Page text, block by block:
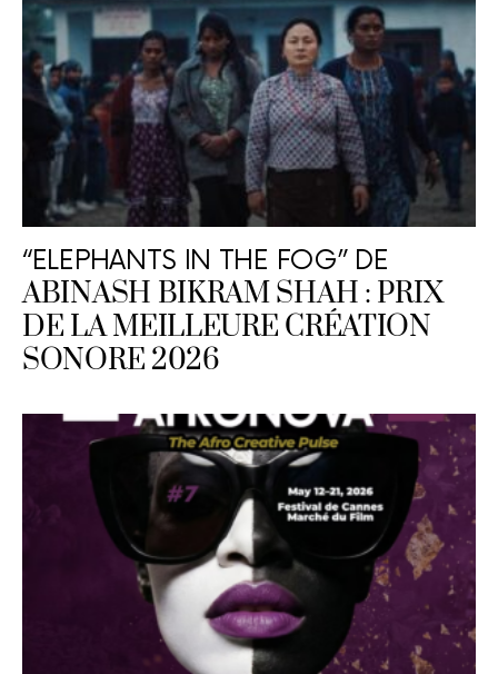
“ELEPHANTS IN THE FOG” DE
ABINASH BIKRAM SHAH : PRIX
DE LA MEILLEURE CRÉATION
SONORE 2026